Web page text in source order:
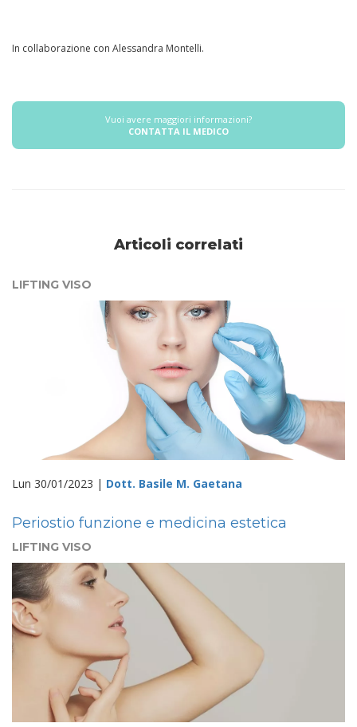
In collaborazione con Alessandra Montelli.
Vuoi avere maggiori informazioni?
CONTATTA IL MEDICO
Articoli correlati
LIFTING VISO
Lun 30/01/2023 | Dott. Basile M. Gaetana
Periostio funzione e medicina estetica
LIFTING VISO